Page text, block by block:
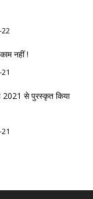
नहीं !
2021 से पुरस्कृत किया